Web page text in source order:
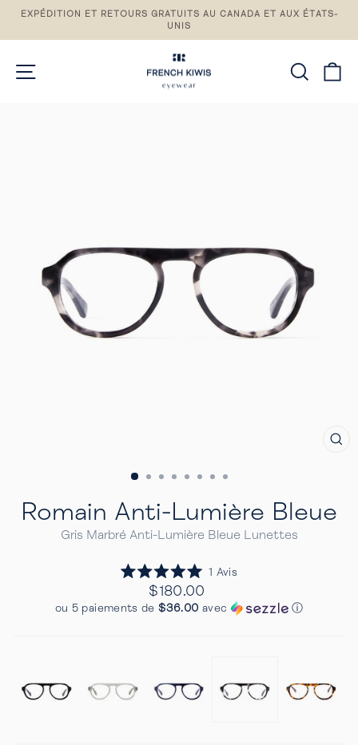
Passez
contenu
du
diaporama
EXPÉDITION ET RETOURS GRATUITS AU CANADA ET AUX ÉTATS-
UNIS
NAVIGATION DU SITE
Romain Anti-Lumière Bleue
Gris Marbré Anti-Lumière Bleue Lunettes
Noté
5.0
sur
1 Avis
faire
Prix
Regulier
$180.00
ou 5 paiements de$36.00 avec ⓘ